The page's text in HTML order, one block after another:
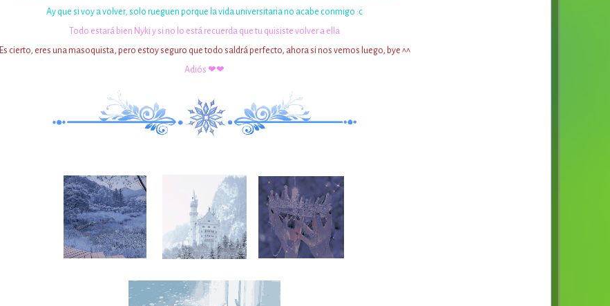
Ay que si voy a volver, solo rueguen porque la vida universitaria no acabe conmigo :c
Todo estará bien Nyki y si no lo está recuerda que tu quisiste volver a ella
Es cierto, eres una masoquista, pero estoy seguro que todo saldrá perfecto, ahora si nos vemos luego, bye ^^
Adiós ❤❤